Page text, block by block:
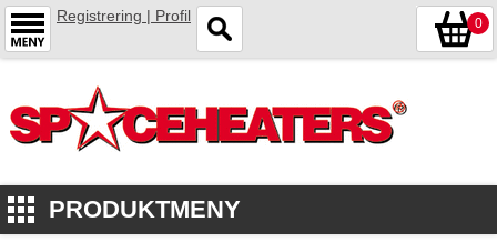
Registrering | Profil 0
PRODUKTMENY